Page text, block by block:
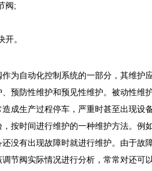
阀;
。
为自动化控制系统的一部分，其维护
预防性维护和预见性维护。被动性维
成生产过程停车，严重时甚至出现设
按时间进行维护的一种维护方法。例
没有出现故障时就进行维护。由于故
节阀实际情况进行分析，常常对还可